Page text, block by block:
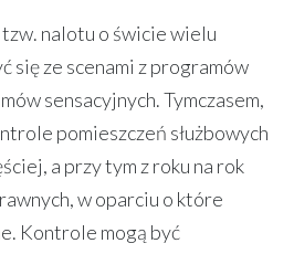
tzw. nalotu o świcie wielu
się ze scenami z programów
sensacyjnych. Tymczasem,
pomieszczeń służbowych
a przy tym z roku na rok
w oparciu o które
Kontrole mogą być